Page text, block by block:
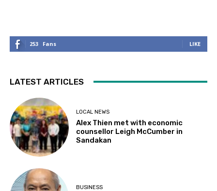
253 Fans LIKE
LATEST ARTICLES
LOCAL NEWS
Alex Thien met with economic
counsellor Leigh McCumber in
Sandakan
BUSINESS